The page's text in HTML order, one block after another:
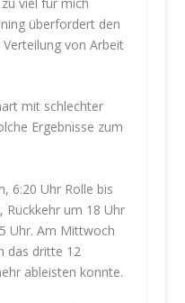
überfordert den
von Arbeit
mit schlechter
Ergebnisse zum
6:20 Uhr Rolle bis
Rückkehr um 18 Uhr
Uhr. Am Mittwoch
das dritte 12
ableisten konnte.